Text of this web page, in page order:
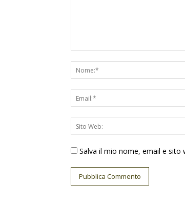
Salva il mio nome, email e